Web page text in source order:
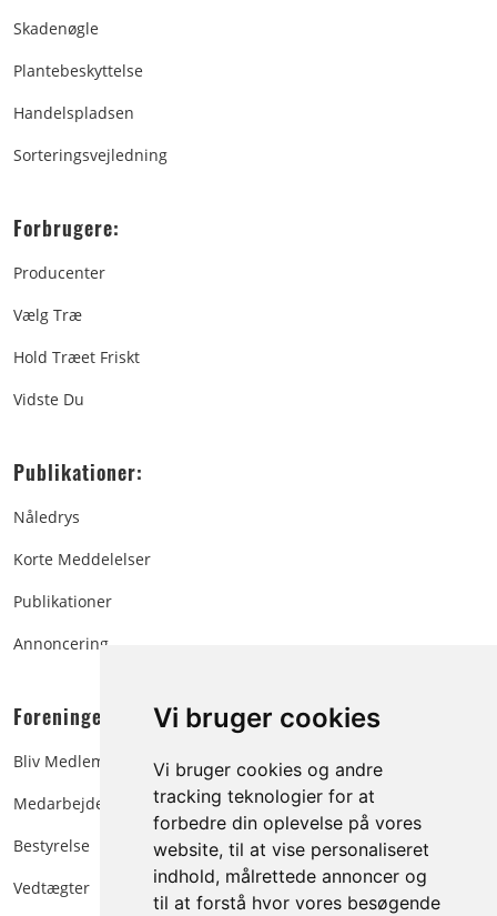
Vi bruger cookies
Vi bruger cookies og andre
tracking teknologier for at
forbedre din oplevelse på vores
website, til at vise personaliseret
indhold, målrettede annoncer og
til at forstå hvor vores besøgende
Skadenøgle
Plantebeskyttelse
Handelspladsen
Sorteringsvejledning
Forbrugere:
Producenter
Vælg Træ
Hold Træet Friskt
Vidste Du
Publikationer:
Nåledrys
Korte Meddelelser
Publikationer
Annoncering
Foreningen:
Bliv Medlem
Medarbejdere
Bestyrelse
Vedtægter